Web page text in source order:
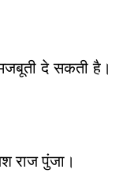
दे सकती है।
राज पुंजा।